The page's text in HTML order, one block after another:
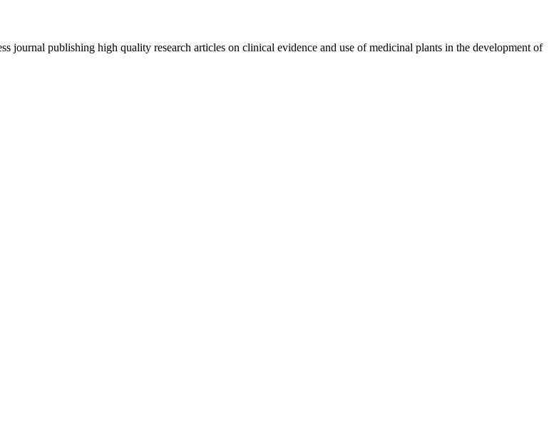
journal publishing high quality research articles on clinical evidence and use of medicinal plants in the development of